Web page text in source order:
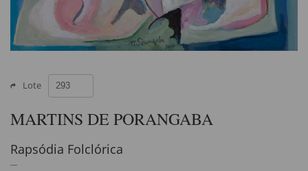
Lote
MARTINS DE PORANGABA
Rapsódia Folclórica